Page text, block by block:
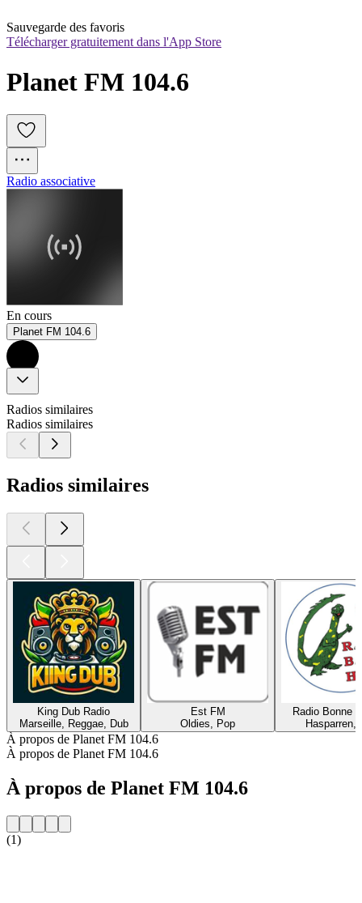
Sauvegarde des favoris
Télécharger gratuitement dans l'App Store
Planet FM 104.6
Radio associative
En cours
Planet FM 104.6
Radios similaires
Radios similaires
Radios similaires
King Dub Radio
Marseille, Reggae, Dub
Est FM
Oldies, Pop
Radio Bonne
Hasparren,
À propos de Planet FM 104.6
À propos de Planet FM 104.6
À propos de Planet FM 104.6
(1)